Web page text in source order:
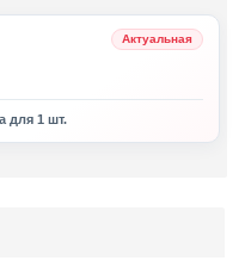
Актуальная
для 1 шт.